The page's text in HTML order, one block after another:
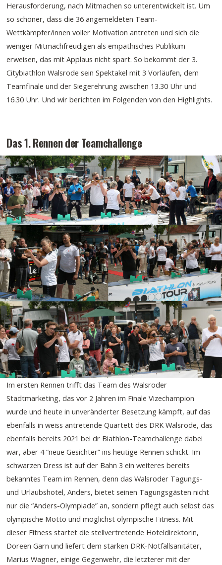
Herausforderung, nach Mitmachen so unterentwickelt ist. Um
so schöner, dass die 36 angemeldeten Team-
Wettkämpfer/innen voller Motivation antreten und sich die
weniger Mitmachfreudigen als empathisches Publikum
erweisen, das mit Applaus nicht spart. So bekommt der 3.
Citybiathlon Walsrode sein Spektakel mit 3 Vorläufen, dem
Teamfinale und der Siegerehrung zwischen 13.30 Uhr und
16.30 Uhr. Und wir berichten im Folgenden von den Highlights.
Das 1. Rennen der Teamchallenge
Im ersten Rennen trifft das Team des Walsroder
Stadtmarketing, das vor 2 Jahren im Finale Vizechampion
wurde und heute in unveränderter Besetzung kämpft, auf das
ebenfalls in weiss antretende Quartett des DRK Walsrode, das
ebenfalls bereits 2021 bei dr Biathlon-Teamchallenge dabei
war, aber 4 “neue Gesichter” ins heutige Rennen schickt. Im
schwarzen Dress ist auf der Bahn 3 ein weiteres bereits
bekanntes Team im Rennen, denn das Walsroder Tagungs-
und Urlaubshotel, Anders, bietet seinen Tagungsgästen nicht
nur die “Anders-Olympiade” an, sondern pflegt auch selbst das
olympische Motto und möglichst olympische Fitness. Mit
dieser Fitness startet die stellvertretende Hoteldirektorin,
Doreen Garn und liefert dem starken DRK-Notfallsanitäter,
Marius Wagner, einige Gegenwehr, die letzterer mit der